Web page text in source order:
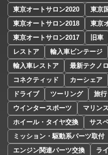
東京オートサロン2020
東京
東京オートサロン2018
東京
東京オートサロン2017
旧車
レストア
輸入車ビンテージ
輸入車レストア
最新テクノ
コネクティッド
カーシェア
ドライブ
ツーリング 旅行
ウインタースポーツ
マリン
ホイール・タイヤ交換
サス
ミッション・駆動系パーツ取付
エンジン関連パーツ交換
ラ